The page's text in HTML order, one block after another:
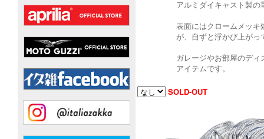
アルミダイキャスト製
表面にはクロームメッキ
が、自ずと浮かび上が
ガレージやお部屋のデ
アイテムです。
SOLD-OUT